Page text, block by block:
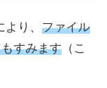
り、 ファイル
すみます （こ